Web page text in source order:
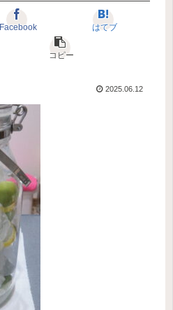
Facebook はてブ
コピー
2025.06.12